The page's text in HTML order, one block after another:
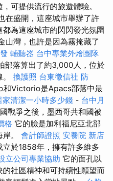
可提供流行的旅遊體驗。
在盛開，這座城市舉辦了許
為這座城市的閃閃發光氛圍
山灣，也許是因為霧掩藏了
輔聽器 台中專業外燴團隊
部落算出了約3,000人，位於
換護照 台東徵信社 防
和Victorio是Apacs部落中最
家清潔一小時多少錢 - 台中月
戰爭之後，墨西哥共和國被
格 它的臉是加利福尼亞北部
。 會計師證照 安養院 新店
於1858年，擁有許多維多
立公司專業協助 它的面孔以
社區精神和可持續性願望而